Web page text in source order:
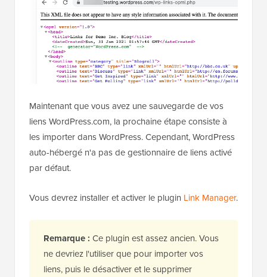
Maintenant que vous avez une sauvegarde de vos
liens WordPress.com, la prochaine étape consiste à
les importer dans WordPress. Cependant, WordPress
auto-hébergé n'a pas de gestionnaire de liens activé
par défaut.
Vous devrez installer et activer le plugin Link Manager.
Remarque : Ce plugin est assez ancien. Vous
ne devriez l'utiliser que pour importer vos
liens, puis le désactiver et le supprimer